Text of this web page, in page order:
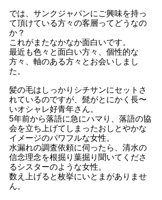
では、サンクジャパンにご興味を持っ
て頂けている方々の客層ってどうなの
か？
これがまたなかなか面白いです。
最近も色々と面白い方々、個性的な
方々、軸のある方々とお会いしまし
た。
髪の毛はしっかりシチサンにセットさ
れているのですが、髭がとにかく長〜
いオシャレ好青年さん。
5年前から落語に急にハマり、落語の協
会を立ち上げてしまったおしとやかな
イメージのパワフルな女性。
水漏れの調査依頼に伺ったら、清水の
信念理念を根掘り葉掘り聞いてくださ
るシスターのような女性。
数え上げると枚挙にいとまがありませ
ん。